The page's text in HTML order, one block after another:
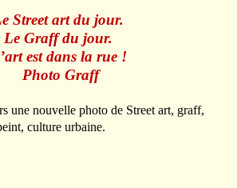
Street art du jour.
Le Graff du jour.
’art est dans la rue !
Photo Graff
une nouvelle photo de Street art, graff,
culture urbaine.